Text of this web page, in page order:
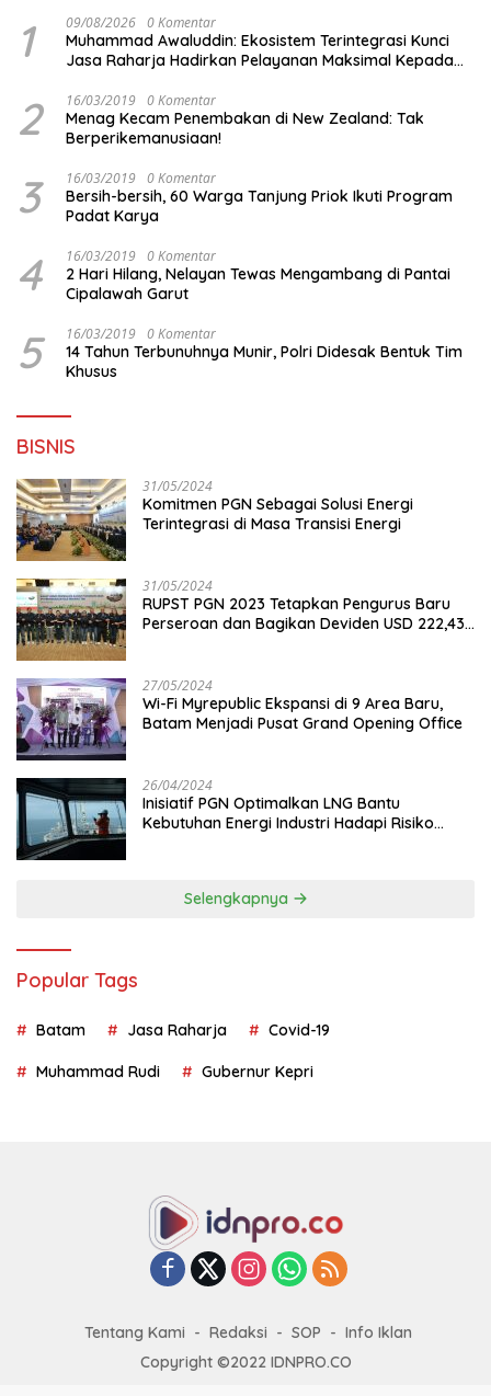
1 09/08/2026 0 Komentar
Muhammad Awaluddin: Ekosistem Terintegrasi Kunci
Jasa Raharja Hadirkan Pelayanan Maksimal Kepada
2 16/03/2019 0 Komentar
Menag Kecam Penembakan di New Zealand: Tak
Berperikemanusiaan!
3 16/03/2019 0 Komentar
Bersih-bersih, 60 Warga Tanjung Priok Ikuti Program
Padat Karya
4 16/03/2019 0 Komentar
2 Hari Hilang, Nelayan Tewas Mengambang di Pantai
Cipalawah Garut
5 16/03/2019 0 Komentar
14 Tahun Terbunuhnya Munir, Polri Didesak Bentuk Tim
Khusus
BISNIS
31/05/2024
Komitmen PGN Sebagai Solusi Energi
Terintegrasi di Masa Transisi Energi
31/05/2024
RUPST PGN 2023 Tetapkan Pengurus Baru
Perseroan dan Bagikan Deviden USD 222,43
27/05/2024
Wi-Fi Myrepublic Ekspansi di 9 Area Baru,
Batam Menjadi Pusat Grand Opening Office
26/04/2024
Inisiatif PGN Optimalkan LNG Bantu
Kebutuhan Energi Industri Hadapi Risiko
Selengkapnya
Popular Tags
Batam Jasa Raharja Covid-19
Muhammad Rudi Gubernur Kepri
Tentang Kami Redaksi SOP
Info Iklan
Copyright ©2022 IDNPRO.CO